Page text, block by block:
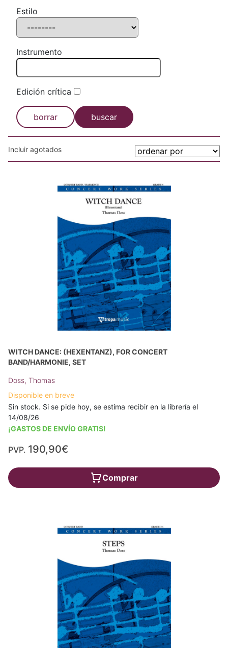
Estilo
Instrumento
Edición crítica
borrar buscar
Incluir agotados
WITCH DANCE: (HEXENTANZ), FOR CONCERT
BAND/HARMONIE, SET
Doss, Thomas
Disponible en breve
Sin stock. Si se pide hoy, se estima recibir en la librería el
14/08/26
¡GASTOS DE ENVÍO GRATIS!
PVP. 190,90€
Comprar